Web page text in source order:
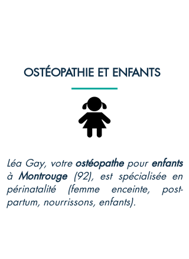
OSTÉOPATHIE ET ENFANTS
Léa Gay, votre ostéopathe pour enfants
àMontrouge (92), est spécialisée en
périnatalité (femme enceinte, post-
partum, nourrissons, enfants).